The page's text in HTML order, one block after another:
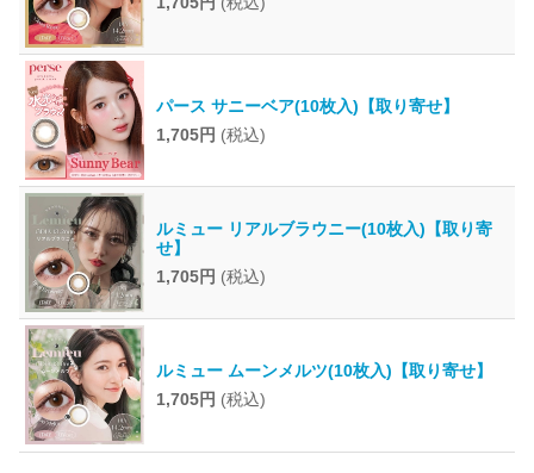
パース サニーベア(10枚入)【取り寄せ】
1,705円 (税込)
ルミュー リアルブラウニー(10枚入)【取り寄
せ】
1,705円 (税込)
ルミュー ムーンメルツ(10枚入)【取り寄せ】
1,705円 (税込)